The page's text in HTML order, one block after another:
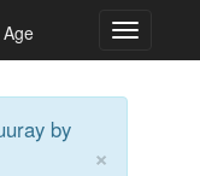
Toggle
by
×